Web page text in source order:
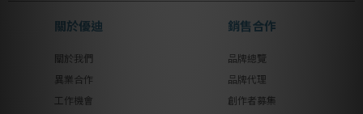
關於優迪
關於我們
異業合作
工作機會
銷售合作
品牌總覽
品牌代理
創作者募集